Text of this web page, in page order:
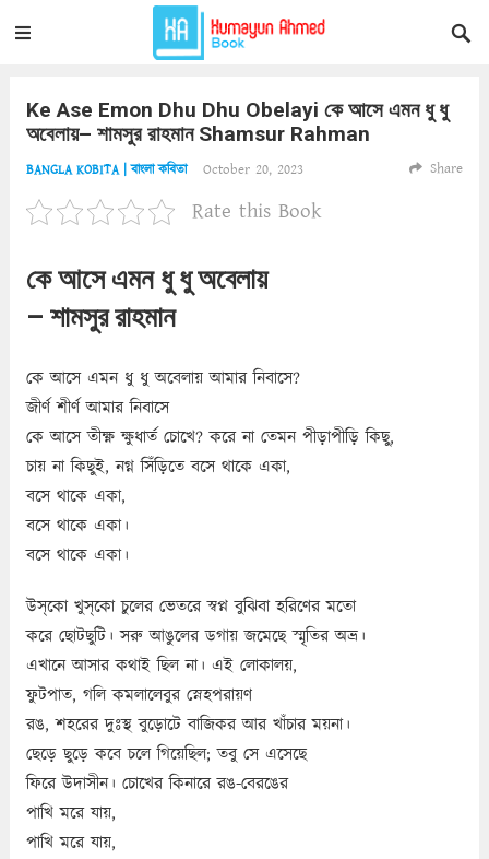
Ke Ase Emon Dhu Dhu Obelayi কে আসে এমন ধু ধু
অবেলায়– শামসুর রাহমান Shamsur Rahman
BANGLA KOBITA | বাংলা কবিতা October 20, 2023 Share
Rate this Book
কে আসে এমন ধু ধু অবেলায়
– শামসুর রাহমান
কে আসে এমন ধু ধু অবেলায় আমার নিবাসে?
জীর্ণ শীর্ণ আমার নিবাসে
কে আসে তীক্ষ্ণ ক্ষুধার্ত চোখে? করে না তেমন পীড়াপীড়ি কিছু,
চায় না কিছুই, নগ্ন সিঁড়িতে বসে থাকে একা,
বসে থাকে একা,
বসে থাকে একা।
বসে থাকে একা।
উস্‌কো খুস্‌কো চুলের ভেতরে স্বপ্ন বুঝিবা হরিণের মতো
করে ছোটছুটি। সরু আঙুলের ডগায় জমেছে স্মৃতির অভ্র।
এখানে আসার কথাই ছিল না। এই লোকালয়,
ফুটপাত, গলি কমলালেবুর স্নেহপরায়ণ
রঙ, শহরের দুঃস্থ বুড়োটে বাজিকর আর খাঁচার ময়না।
ছেড়ে ছুড়ে কবে চলে গিয়েছিল; তবু সে এসেছে
ফিরে উদাসীন। চোখের কিনারে রঙ-বেরঙের
পাখি মরে যায়,
পাখি মরে যায়,